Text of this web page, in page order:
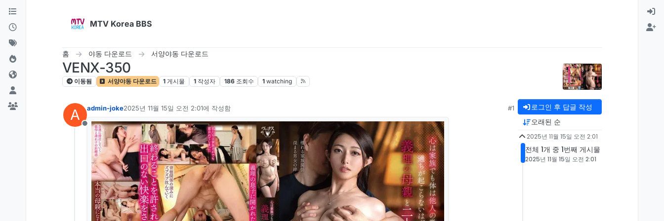
콘텐츠로 건너뛰기
MTV Korea BBS
홈 야동 다운로드 서양야동 다운로드
VENX-350
이동됨 서양야동 다운로드 1 게시물 1 작성자 186 조회수 1 watching
A
오프라인
admin-joke2025년 11월 15일 오전 2:01에 작성함
마지막 수정자:
#1 로그인 후 답글 작성
오래된 순
2025년 11월 15일 오전 2:01
전체 1개 중 1번째 게시물
2025년 11월 15일 오전 2:01